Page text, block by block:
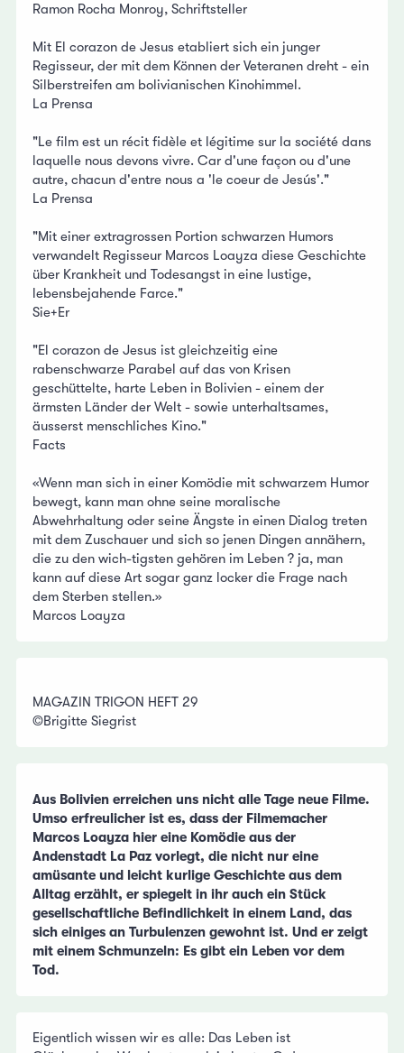
Ramon Rocha Monroy, Schriftsteller
Mit El corazon de Jesus etabliert sich ein junger
Regisseur, der mit dem Können der Veteranen dreht - ein
Silberstreifen am bolivianischen Kinohimmel.
La Prensa
"Le film est un récit fidèle et légitime sur la société dans
laquelle nous devons vivre. Car d'une façon ou d'une
autre, chacun d'entre nous a 'le coeur de Jesús'."
La Prensa
"Mit einer extragrossen Portion schwarzen Humors
verwandelt Regisseur Marcos Loayza diese Geschichte
über Krankheit und Todesangst in eine lustige,
lebensbejahende Farce."
Sie+Er
"El corazon de Jesus ist gleichzeitig eine
rabenschwarze Parabel auf das von Krisen
geschüttelte, harte Leben in Bolivien - einem der
ärmsten Länder der Welt - sowie unterhaltsames,
äusserst menschliches Kino."
Facts
«Wenn man sich in einer Komödie mit schwarzem Humor
bewegt, kann man ohne seine moralische
Abwehrhaltung oder seine Ängste in einen Dialog treten
mit dem Zuschauer und sich so jenen Dingen annähern,
die zu den wich-tigsten gehören im Leben ? ja, man
kann auf diese Art sogar ganz locker die Frage nach
dem Sterben stellen.»
Marcos Loayza
MAGAZIN TRIGON HEFT 29
©Brigitte Siegrist
Aus Bolivien erreichen uns nicht alle Tage neue Filme.
Umso erfreulicher ist es, dass der Filmemacher
Marcos Loayza hier eine Komödie aus der
Andenstadt La Paz vorlegt, die nicht nur eine
amüsante und leicht kurlige Geschichte aus dem
Alltag erzählt, er spiegelt in ihr auch ein Stück
gesellschaftliche Befindlichkeit in einem Land, das
sich einiges an Turbulenzen gewohnt ist. Und er zeigt
mit einem Schmunzeln: Es gibt ein Leben vor dem
Tod.
Eigentlich wissen wir es alle: Das Leben ist